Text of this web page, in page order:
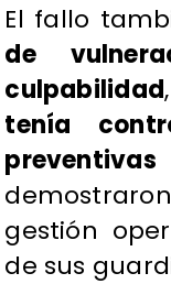
El fallo
de
culpabilidad
tenía
gestión
de sus